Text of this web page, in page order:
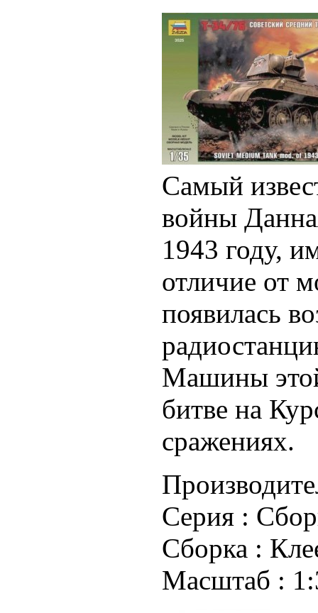
Самый
войны
1943 году,
отличие от
появилась
Машины
битве на
сражениях.
Серия :
Сборка :
Масштаб :